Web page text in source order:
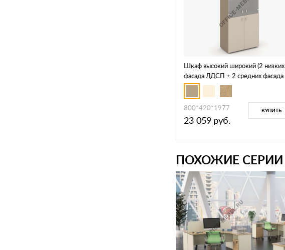
Шкаф высокий широкий (2 низких
фасада ЛДСП + 2 средних фасада
стекло сатин матовый) ES.ST-1.2
800*420*1977
23 059 руб.
КУПИТЬ
ПОХОЖИЕ СЕРИИ